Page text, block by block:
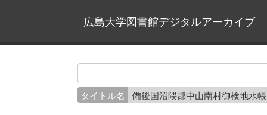
広島大学図書館デジタルアーカイブ
タイトル名 備後国沼隈郡中山南村御検地水